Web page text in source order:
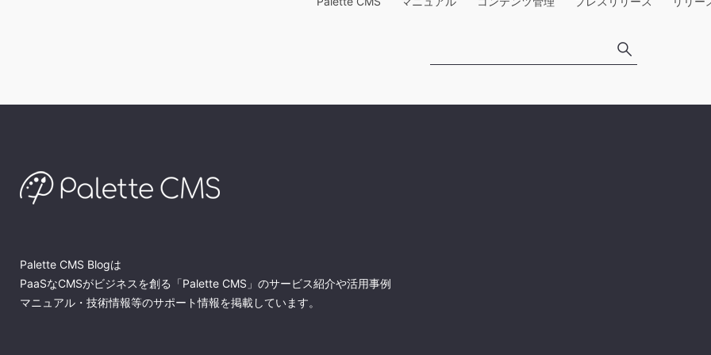
Palette CMS Blogは
PaaSなCMSがビジネスを創る「Palette CMS」のサービス紹介や活用事例
マニュアル・技術情報等のサポート情報を掲載しています。